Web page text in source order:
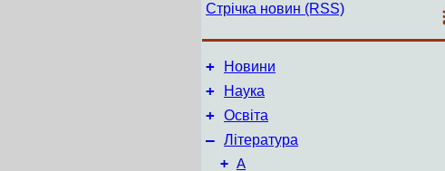
Стрічка новин (RSS)
+ Новини
+ Наука
+ Освіта
– Література
+ А